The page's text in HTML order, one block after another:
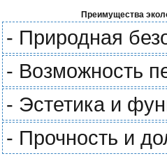
Преимущества
- Природная
- Возможность
- Эстетика и
- Прочность и